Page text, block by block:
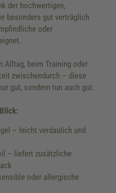
der hochwertigen,
besonders gut verträglich
oder
Alltag, beim Training oder
zwischendurch – diese
gut, sondern tun auch gut.
– leicht verdaulich und
– liefert zusätzliche
oder allergische